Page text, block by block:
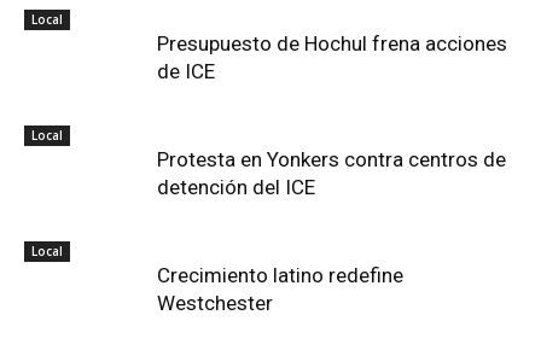
Local
Presupuesto de Hochul frena acciones
de ICE
Local
Protesta en Yonkers contra centros de
detención del ICE
Local
Crecimiento latino redefine
Westchester